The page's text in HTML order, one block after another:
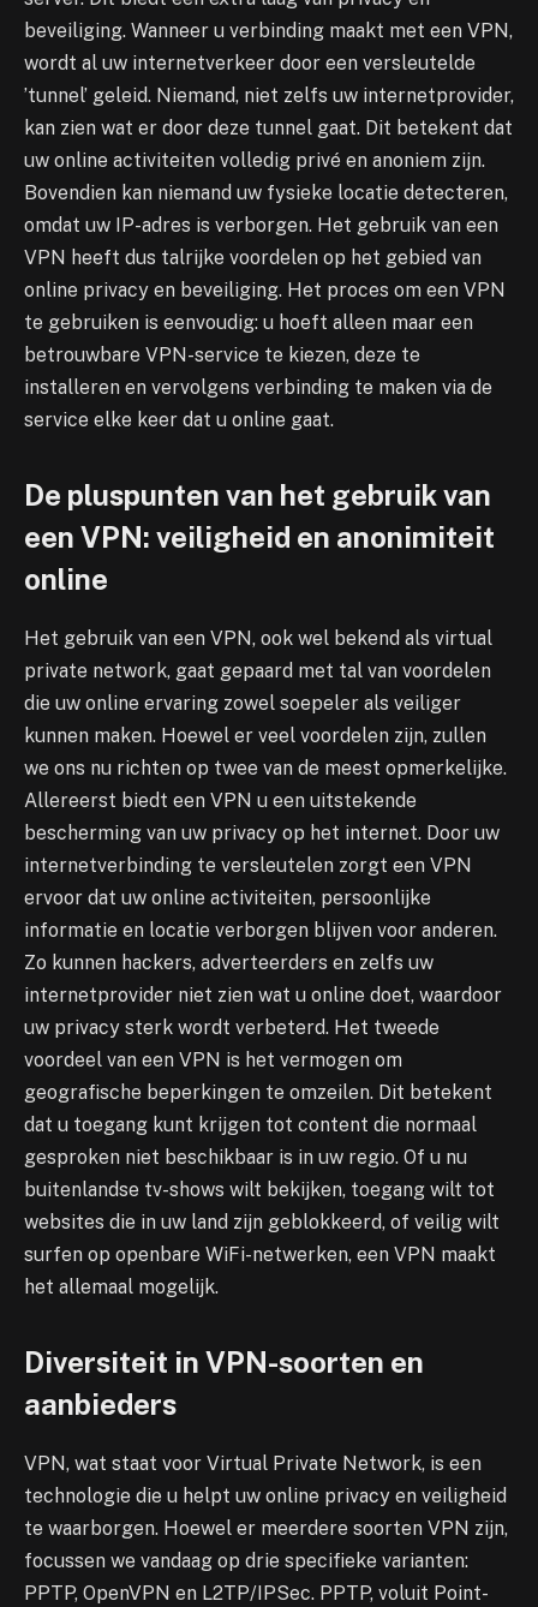
beveiliging. Wanneer u verbinding maakt met een VPN,
wordt al uw internetverkeer door een versleutelde
’tunnel’ geleid. Niemand, niet zelfs uw internetprovider,
kan zien wat er door deze tunnel gaat. Dit betekent dat
uw online activiteiten volledig privé en anoniem zijn.
Bovendien kan niemand uw fysieke locatie detecteren,
omdat uw IP-adres is verborgen. Het gebruik van een
VPN heeft dus talrijke voordelen op het gebied van
online privacy en beveiliging. Het proces om een VPN
te gebruiken is eenvoudig: u hoeft alleen maar een
betrouwbare VPN-service te kiezen, deze te
installeren en vervolgens verbinding te maken via de
service elke keer dat u online gaat.
De pluspunten van het gebruik van
een VPN: veiligheid en anonimiteit
online
Het gebruik van een VPN, ook wel bekend als virtual
private network, gaat gepaard met tal van voordelen
die uw online ervaring zowel soepeler als veiliger
kunnen maken. Hoewel er veel voordelen zijn, zullen
we ons nu richten op twee van de meest opmerkelijke.
Allereerst biedt een VPN u een uitstekende
bescherming van uw privacy op het internet. Door uw
internetverbinding te versleutelen zorgt een VPN
ervoor dat uw online activiteiten, persoonlijke
informatie en locatie verborgen blijven voor anderen.
Zo kunnen hackers, adverteerders en zelfs uw
internetprovider niet zien wat u online doet, waardoor
uw privacy sterk wordt verbeterd. Het tweede
voordeel van een VPN is het vermogen om
geografische beperkingen te omzeilen. Dit betekent
dat u toegang kunt krijgen tot content die normaal
gesproken niet beschikbaar is in uw regio. Of u nu
buitenlandse tv-shows wilt bekijken, toegang wilt tot
websites die in uw land zijn geblokkeerd, of veilig wilt
surfen op openbare WiFi-netwerken, een VPN maakt
het allemaal mogelijk.
Diversiteit in VPN-soorten en
aanbieders
VPN, wat staat voor Virtual Private Network, is een
technologie die u helpt uw online privacy en veiligheid
te waarborgen. Hoewel er meerdere soorten VPN zijn,
focussen we vandaag op drie specifieke varianten:
PPTP, OpenVPN en L2TP/IPSec. PPTP, voluit Point-